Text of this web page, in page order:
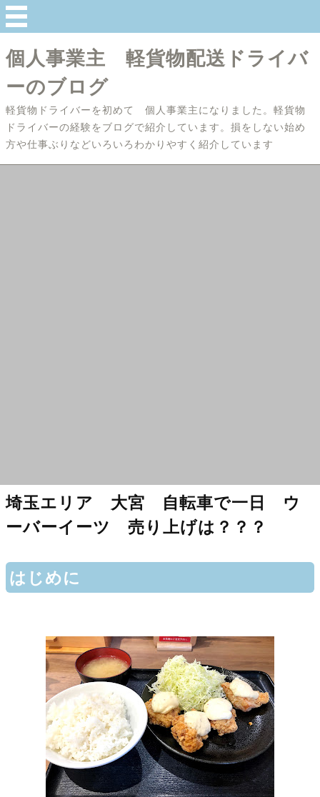
個人事業主 軽貨物配送ドライバ
ーのブログ
軽貨物ドライバーを初めて 個人事業主になりました。軽貨物
ドライバーの経験をブログで紹介しています。損をしない始め
方や仕事ぶりなどいろいろわかりやすく紹介しています
埼玉エリア 大宮 自転車で一日 ウ
ーバーイーツ 売り上げは？？？
はじめに